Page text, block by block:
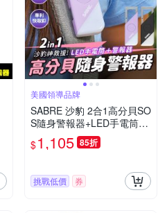
美國領導品牌
SABRE 沙豹 2合1高分貝SO
S隨身警報器+LED手電筒
(黑色/紫色)-快
$1,105 85折
挑戰低價 券